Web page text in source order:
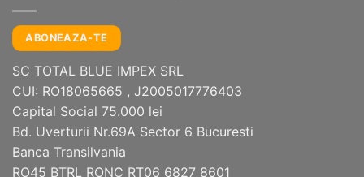
ABONEAZA-TE
SC TOTAL BLUE IMPEX SRL
CUI: RO18065665 , J2005017776403
Capital Social 75.000 lei
Bd. Uverturii Nr.69A Sector 6 Bucuresti
Banca Transilvania
RO45 BTRL RONC RT06 6827 8601